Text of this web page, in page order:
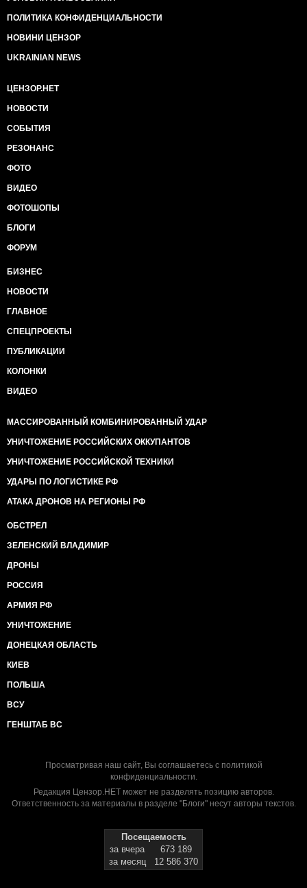
ПОЛИТИКА КОНФИДЕНЦИАЛЬНОСТИ
НОВИНИ ЦЕНЗОР
UKRAINIAN NEWS
ЦЕНЗОР.НЕТ
НОВОСТИ
СОБЫТИЯ
РЕЗОНАНС
ФОТО
ВИДЕО
ФОТОШОПЫ
БЛОГИ
ФОРУМ
БИЗНЕС
НОВОСТИ
ГЛАВНОЕ
СПЕЦПРОЕКТЫ
ПУБЛИКАЦИИ
КОЛОНКИ
ВИДЕО
МАССИРОВАННЫЙ КОМБИНИРОВАННЫЙ УДАР
УНИЧТОЖЕНИЕ РОССИЙСКИХ ОККУПАНТОВ
УНИЧТОЖЕНИЕ РОССИЙСКОЙ ТЕХНИКИ
УДАРЫ ПО ЛОГИСТИКЕ РФ
АТАКА ДРОНОВ НА РЕГИОНЫ РФ
ОБСТРЕЛ
ЗЕЛЕНСКИЙ ВЛАДИМИР
ДРОНЫ
РОССИЯ
АРМИЯ РФ
УНИЧТОЖЕНИЕ
ДОНЕЦКАЯ ОБЛАСТЬ
КИЕВ
ПОЛЬША
ВСУ
ГЕНШТАБ ВС
Просматривая наш сайт, Вы соглашаетесь с политикой
конфиденциальности.
Редакция Цензор.НЕТ может не разделять позицию авторов.
Ответственность за материалы в разделе "Блоги" несут авторы текстов.
Посещаемость
за вчера
673 189
за месяц
12 586 370